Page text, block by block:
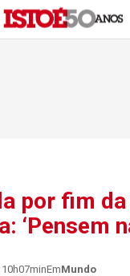
por fim
‘Pensem
EmMundo